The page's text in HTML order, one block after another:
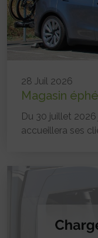
28 Juil 2026
Magasin
Du 30 juillet 2026
accueillera ses